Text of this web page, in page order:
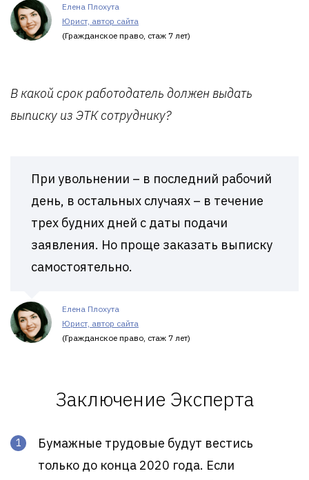
Елена Плохута
Юрист, автор сайта
(Гражданское право, стаж 7 лет)
В какой срок работодатель должен выдать
выписку из ЭТК сотруднику?
При увольнении – в последний рабочий
день, в остальных случаях – в течение
трех будних дней с даты подачи
заявления. Но проще заказать выписку
самостоятельно.
Елена Плохута
Юрист, автор сайта
(Гражданское право, стаж 7 лет)
Заключение Эксперта
Бумажные трудовые будут вестись
только до конца 2020 года. Если